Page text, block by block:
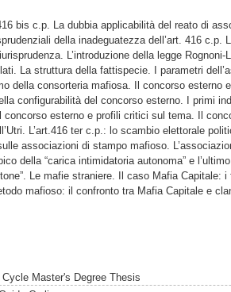
bis c.p. La dubbia applicabilità del reato di
della inadeguatezza dell’art. 416 c.p.
L’introduzione della legge
La struttura della fattispecie. I parametri
della consorteria mafiosa. Il concorso esterno
configurabilità del concorso esterno. I primi
concorso esterno e profili critici sul tema. Il
L’art.416 ter c.p.: lo scambio elettorale
associazioni di stampo mafioso.
della “carica intimidatoria autonoma” e
Le mafie straniere. Il caso Mafia Capitale:
mafioso: il confronto tra Mafia Capitale e
Cycle Master's Degree Thesis